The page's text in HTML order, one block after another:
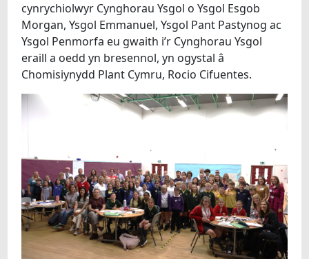
cynrychiolwyr Cynghorau Ysgol o Ysgol Esgob
Morgan, Ysgol Emmanuel, Ysgol Pant Pastynog ac
Ysgol Penmorfa eu gwaith i’r Cynghorau Ysgol
eraill a oedd yn bresennol, yn ogystal â
Chomisiynydd Plant Cymru, Rocio Cifuentes.